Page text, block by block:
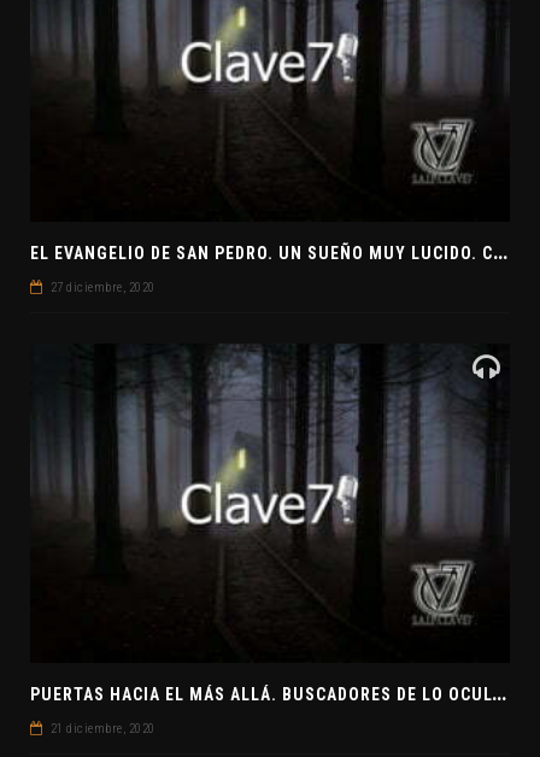
E
L EVANGELIO DE SAN PEDRO. UN SUEÑO MUY LUCIDO. CLAVE7 NEWS ¿PREPARADOS PARA UNA VISITA EXTRATERRESTRE?
27 diciembre, 2020
P
UERTAS HACIA EL MÁS ALLÁ. BUSCADORES DE LO OCULTO. EL PENSAMIENTO ABSTRACTO. EVANGELIOS APÓCRIFOS
21 diciembre, 2020